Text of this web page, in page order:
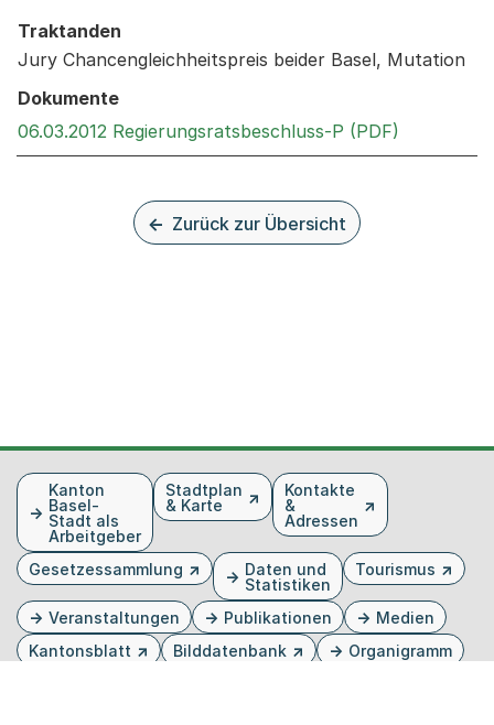
Traktanden
Jury Chancengleichheitspreis beider Basel, Mutation
Dokumente
06.03.2012 Regierungsratsbeschluss-P (PDF)
Zurück zur Übersicht
FusszeileKanton
Basel-
Stadt als
Arbeitgeber
Stadtplan
& Karte
Kontakte
&
Adressen
Gesetzessammlung
Daten und
Statistiken
Tourismus
Veranstaltungen Publikationen
Medien
Kantonsblatt
Bilddatenbank
Organigramm